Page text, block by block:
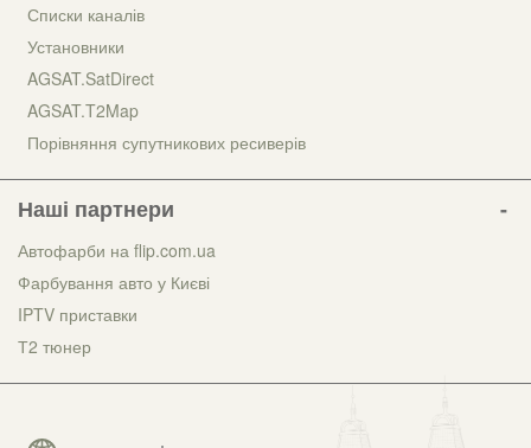
Списки каналів
Установники
AGSAT.SatDirect
AGSAT.T2Map
Порівняння супутникових ресиверів
Наші партнери
Автофарби на flip.com.ua
Фарбування авто у Києві
IPTV приставки
Т2 тюнер